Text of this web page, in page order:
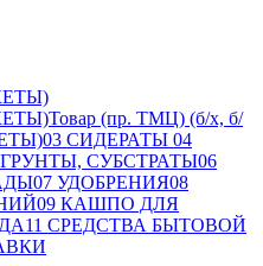
Товар (пр. ТМЦ) (б/х, б/
03 СИДЕРАТЫ 04
СУБСТРАТЫ06
07 УДОБРЕНИЯ08
09 КАШПО ДЛЯ
11 СРЕДСТВА БЫТОВОЙ